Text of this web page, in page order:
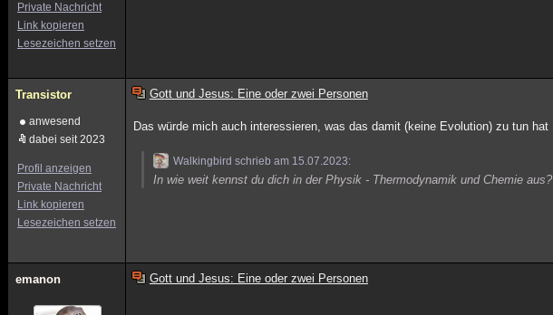
Private Nachricht
Link kopieren
Lesezeichen setzen
Transistor
anwesend
dabei seit 2023
Profil anzeigen
Private Nachricht
Link kopieren
Lesezeichen setzen
Gott und Jesus: Eine oder zwei Personen
Das würde mich auch interessieren, was das damit (keine Evolution) zu tun hat
Walkingbird schrieb am 15.07.2023:
In wie weit kennst du dich in der Physik - Thermodynamik und Chemie aus?
emanon Gott und Jesus: Eine oder zwei Personen